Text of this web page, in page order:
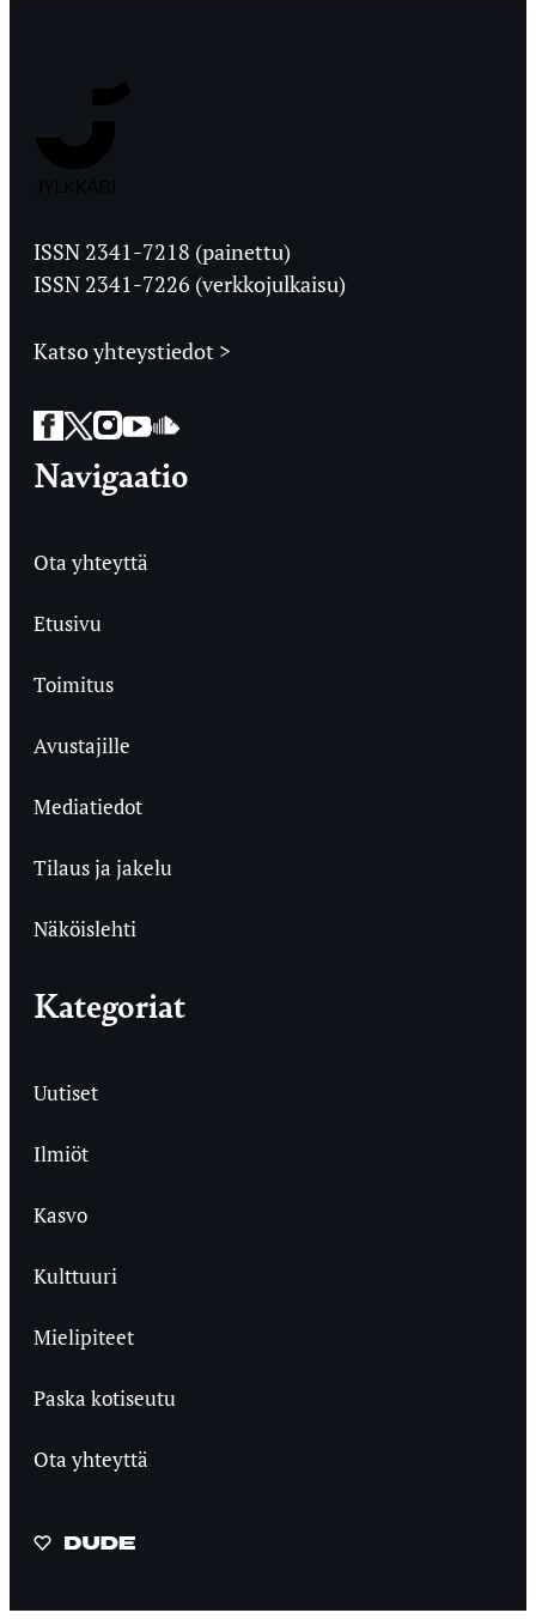
Ylioppilaslehti
ISSN 2341-7218 (painettu)
ISSN 2341-7226 (verkkojulkaisu)
Katso yhteystiedot >
Facebook
Twitter
Instagram
YouTube
SoundCloud
Navigaatio
Ota yhteyttä
Etusivu
Toimitus
Avustajille
Mediatiedot
Tilaus ja jakelu
Näköislehti
Kategoriat
Uutiset
Ilmiöt
Kasvo
Kulttuuri
Mielipiteet
Paska kotiseutu
Ota yhteyttä